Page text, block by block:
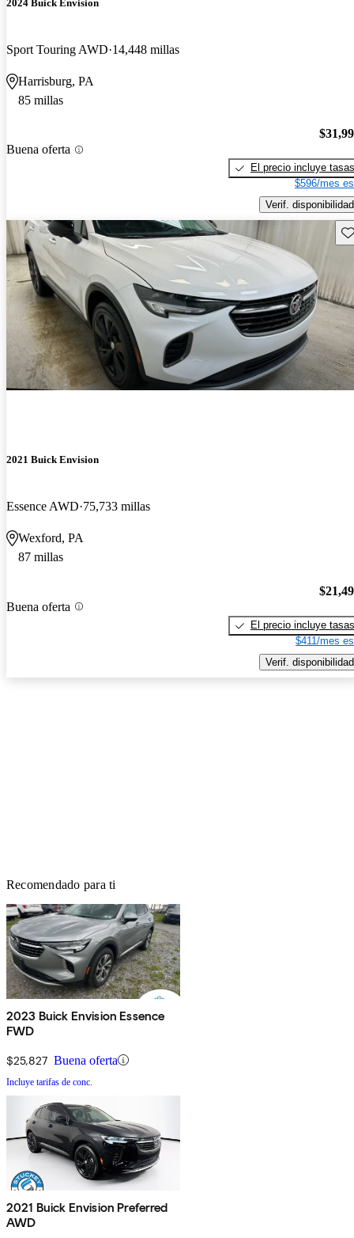
2024 Buick Envision
Sport Touring AWD 14,448 millas
Harrisburg, PA
85 millas
Buena oferta
El precio incluye tasas
$596/mes
Verif. disponibilidad
2021 Buick Envision
Essence AWD 75,733 millas
Wexford, PA
87 millas
Buena oferta
El precio incluye tasas
$411/mes
Verif. disponibilidad
Recomendado para ti
2023 Buick Envision Essence
FWD
$25,827 Buena oferta
Incluye tarifas de conc.
2021 Buick Envision Preferred
AWD